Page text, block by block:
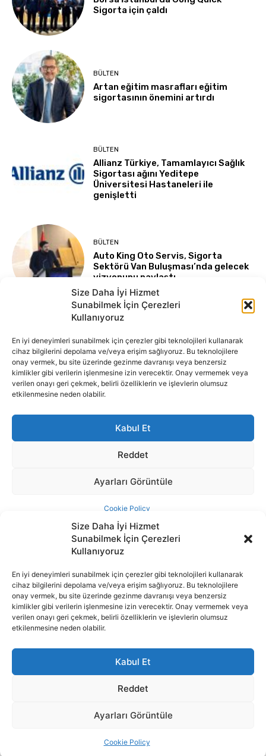
Size Daha İyi Hizmet
Sunabilmek İçin Çerezleri
Kullanıyoruz
En iyi deneyimleri sunabilmek için çerezler gibi teknolojileri kullanarak
cihaz bilgilerini depolama ve/veya erişim sağlıyoruz. Bu teknolojilere
onay vermek, bu site üzerinde gezinme davranışı veya benzersiz
kimlikler gibi verilerin işlenmesine izin verecektir. Onay vermemek veya
verilen onayı geri çekmek, belirli özelliklerin ve işlevlerin olumsuz
etkilenmesine neden olabilir.
Kabul Et
Reddet
Ayarları Görüntüle
Cookie Policy
İnternet portalımızda yer alan tüm haber metini, resim ve benzeri
içeriğin hakları Sigortamedya Yayıncılık A.Ş.'ye aittir. Hiçbir şekilde
basılı ya da elektronik bir ortamda, kaynak gösterilse bile izin
alınmadan kullanılamaz.